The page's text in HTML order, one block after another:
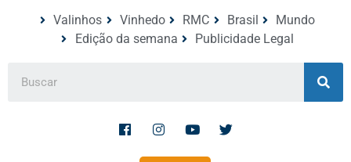
Valinhos Vinhedo RMC Brasil
Mundo
Edição da semana
Publicidade Legal